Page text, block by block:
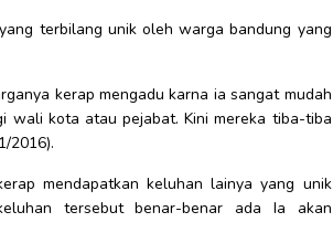
terbilang unik oleh warga bandung yang
kerap mengadu karna ia sangat mudah
wali kota atau pejabat. Kini mereka tiba-tiba
2016).
mendapatkan keluhan lainya yang unik
tersebut benar-benar ada Ia akan